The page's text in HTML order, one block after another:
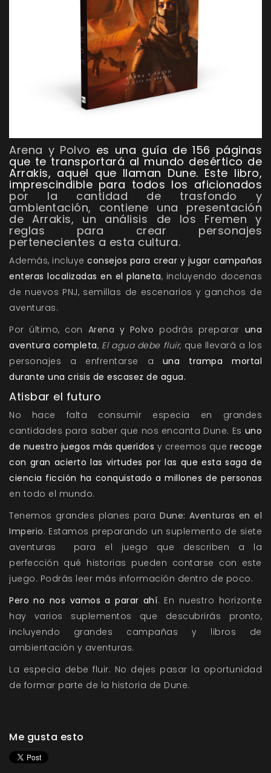
Arena y Polvo es una guía de 156 páginas
que te transportará al mundo desértico de
Arrakis, aquel que llaman Dune. Este libro,
imprescindible para todos los aficionados
por la cantidad de trasfondo y
ambientación, contiene una presentación
de Arrakis, un análisis de los Fremen y
reglas para crear personajes
pertenecientes a esta cultura.
Además, incluye consejos para crear y jugar campañas
enteras localizadas en el planeta, incluyendo docenas
de nuevos PNJ, semillas de escenarios y ganchos de
aventuras.
Por último, con Arena y Polvo podrás preparar una
aventura completa, El agua debe fluir, que llevará a los
personajes a enfrentarse a una trampa mortal
durante una crisis de escasez de agua.
Atisbar el futuro
No hace falta consumir especia en grandes
cantidades para saber que nos encanta Dune. Es uno
de nuestro juegos más queridos y creemos que recoge
con gran acierto las virtudes por las que esta saga de
ciencia ficción ha conquistado a millones de personas
en todo el mundo.
Tenemos grandes planes para Dune: Aventuras en el
Imperio. Estamos preparando un suplemento de siete
aventuras para el juego que describen a la
perfección qué historias pueden contarse con este
juego. Podrás leer más información dentro de poco.
Pero no nos vamos a parar ahí. En nuestro horizonte
hay varios suplementos que descubrirás pronto,
incluyendo grandes campañas y libros de
ambientación y aventuras.
La especia debe fluir. No dejes pasar la oportunidad
de formar parte de la historia de Dune.
Me gusta esto